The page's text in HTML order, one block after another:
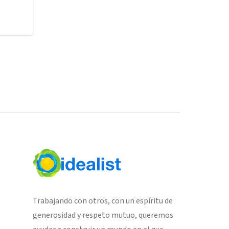
Trabajando con otros, con un espíritu de
generosidad y respeto mutuo, queremos